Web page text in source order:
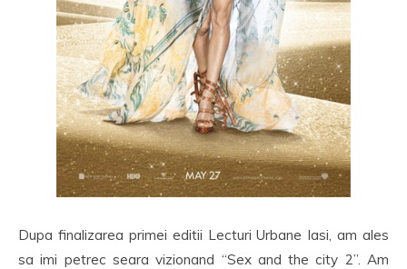
Dupa finalizarea primei editii Lecturi Urbane Iasi, am ales
sa imi petrec seara vizionand “Sex and the city 2”. Am